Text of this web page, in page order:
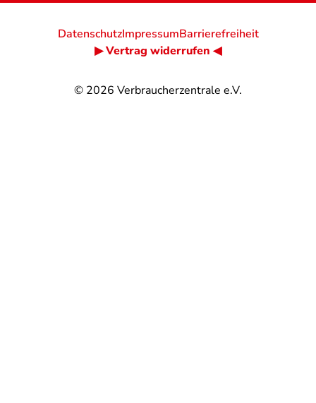
© 2026 Verbraucherzentrale e.V.
DatenschutzImpressumBarrierefreiheit
▶ Vertrag widerrufen ◀